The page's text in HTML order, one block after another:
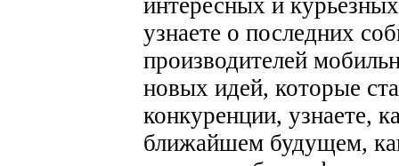
интересных и
узнаете о последних
производителей
новых идей, которые
конкуренции, узнаете,
ближайшем будущем,